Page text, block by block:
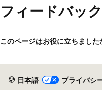
フィードバック
このページはお役に立ちました
日本語 プライバシ